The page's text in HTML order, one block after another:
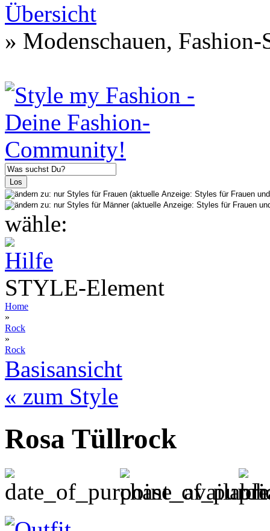
Übersicht
» Modenschauen,
wähle:
STYLE-Element
Home
»
Rock
»
Rock
Basisansicht
« zum Style
Rosa Tüllrock